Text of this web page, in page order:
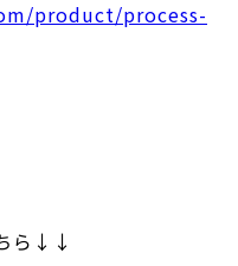
product/process-
ら↓↓